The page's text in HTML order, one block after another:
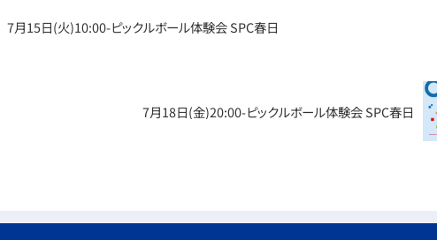
7月15日(火)10:00-ピックルボール体験会 SPC春日
7月18日(金)20:00-ピックルボール体験会 SPC春日